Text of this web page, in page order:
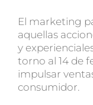
El marketing
aquellas
y
torno al 14 de
impulsar
consumidor.